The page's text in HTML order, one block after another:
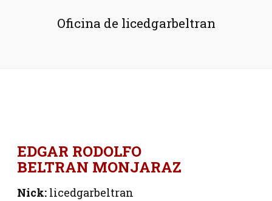
Oficina de licedgarbeltran
EDGAR RODOLFO
BELTRAN MONJARAZ
Nick:licedgarbeltran